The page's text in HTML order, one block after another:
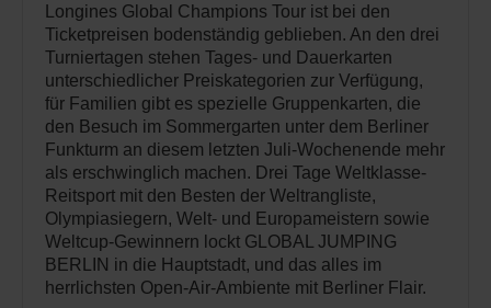
Longines Global Champions Tour ist bei den
Ticketpreisen bodenständig geblieben. An den drei
Turniertagen stehen Tages- und Dauerkarten
unterschiedlicher Preiskategorien zur Verfügung,
für Familien gibt es spezielle Gruppenkarten, die
den Besuch im Sommergarten unter dem Berliner
Funkturm an diesem letzten Juli-Wochenende mehr
als erschwinglich machen. Drei Tage Weltklasse-
Reitsport mit den Besten der Weltrangliste,
Olympiasiegern, Welt- und Europameistern sowie
Weltcup-Gewinnern lockt GLOBAL JUMPING
BERLIN in die Hauptstadt, und das alles im
herrlichsten Open-Air-Ambiente mit Berliner Flair.